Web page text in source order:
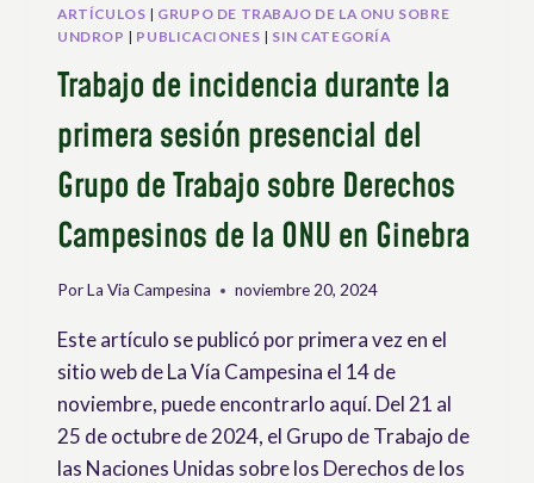
ARTÍCULOS | GRUPO DE TRABAJO DE LA ONU SOBRE
UNDROP | PUBLICACIONES | SIN CATEGORÍA
Trabajo de incidencia durante la
primera sesión presencial del
Grupo de Trabajo sobre Derechos
Campesinos de la ONU en Ginebra
PorLa Via Campesina noviembre 20, 2024
Este artículo se publicó por primera vez en el
sitio web de La Vía Campesina el 14 de
noviembre, puede encontrarlo aquí. Del 21 al
25 de octubre de 2024, el Grupo de Trabajo de
las Naciones Unidas sobre los Derechos de los